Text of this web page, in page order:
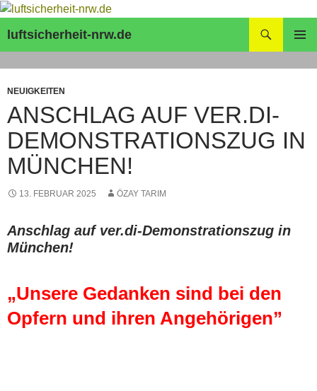
Zum
springen
luftsicherheit-nrw.de
NEUIGKEITEN
ANSCHLAG AUF VER.DI-
DEMONSTRATIONSZUG IN
MÜNCHEN!
13. FEBRUAR 2025 ÖZAY TARIM
Anschlag auf ver.di-Demonstrationszug in
München!
„Unsere Gedanken sind bei den
Opfern und ihren Angehörigen”